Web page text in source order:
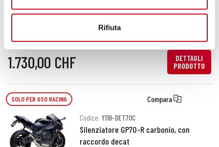
Rifiuta
Silenziatore CR-T titanio, con rete
parasassi, con raccordo decat
1.730,00 CHF
DETTAGLI
PRODOTTO
SOLO PER USO RACING Compara
Codice: Y11B-DET70C
Silenziatore GP70-R carbonio, con
raccordo decat